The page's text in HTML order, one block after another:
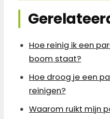
Hoe reinig ik een
boom staat?
Hoe droog je een
reinigen?
Waarom ruikt mijn